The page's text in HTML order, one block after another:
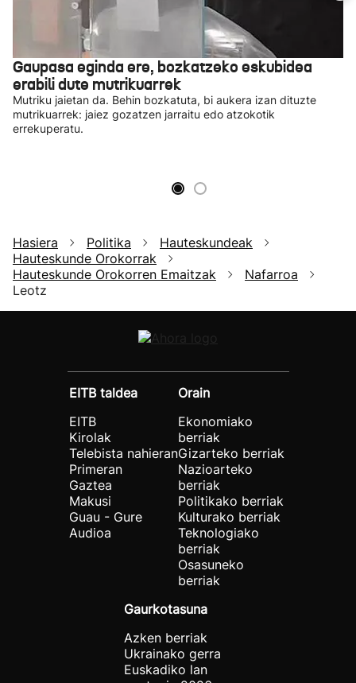
Gaupasa eginda ere, bozkatzeko eskubidea
erabili dute mutrikuarrek
Mutriku jaietan da. Behin bozkatuta, bi aukera izan dituzte
mutrikuarrek: jaiez gozatzen jarraitu edo atzokotik
errekuperatu.
Hasiera Politika
Hauteskundeak
Hauteskunde Orokorrak
Hauteskunde Orokorren Emaitzak
Nafarroa
Leotz
EITB taldea
EITB
Kirolak
Telebista nahieran
Primeran
Gaztea
Makusi
Guau - Gure
Audioa
Orain
Ekonomiako
berriak
Gizarteko berriak
Nazioarteko
berriak
Politikako berriak
Kulturako berriak
Teknologiako
berriak
Osasuneko
berriak
Gaurkotasuna
Azken berriak
Ukrainako gerra
Euskadiko lan